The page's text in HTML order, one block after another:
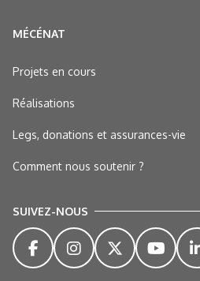
MÉCÉNAT
Projets en cours
Réalisations
Legs, donations et assurances-vie
Comment nous soutenir ?
SUIVEZ-NOUS